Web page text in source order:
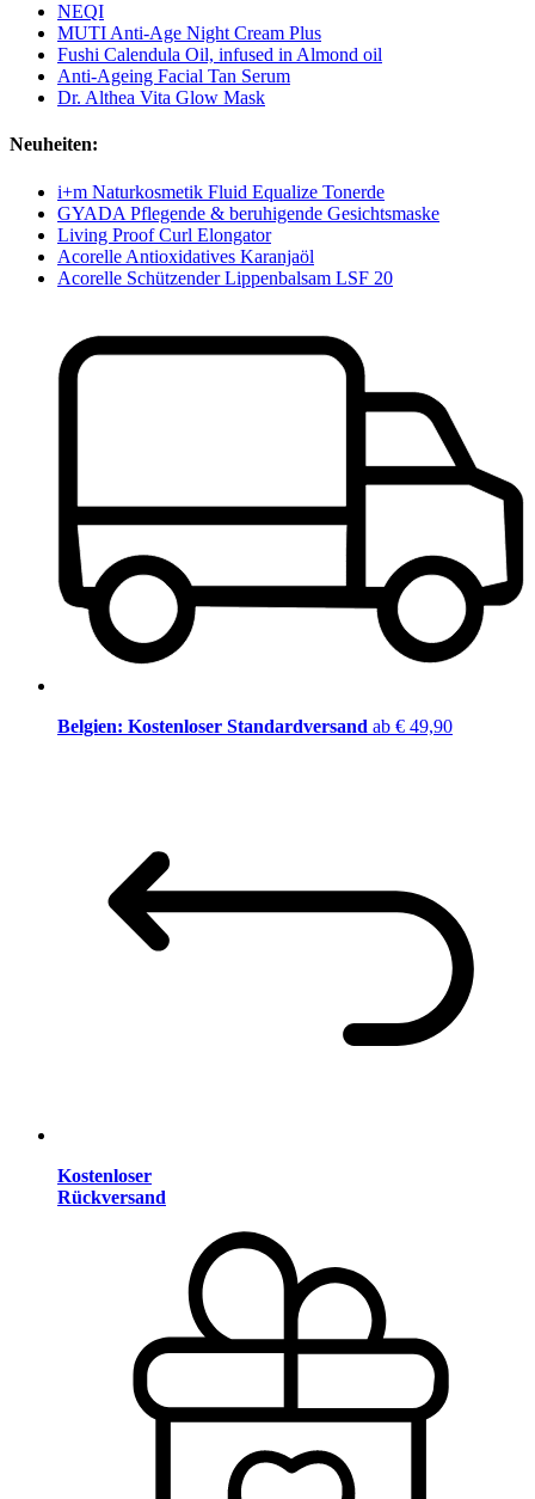
NEQI
MUTI Anti-Age Night Cream Plus
Fushi Calendula Oil, infused in Almond oil
Anti-Ageing Facial Tan Serum
Dr. Althea Vita Glow Mask
Neuheiten:
i+m Naturkosmetik Fluid Equalize Tonerde
GYADA Pflegende & beruhigende Gesichtsmaske
Living Proof Curl Elongator
Acorelle Antioxidatives Karanjaöl
Acorelle Schützender Lippenbalsam LSF 20
Belgien: Kostenloser Standardversand ab € 49,90
Kostenloser
Rückversand